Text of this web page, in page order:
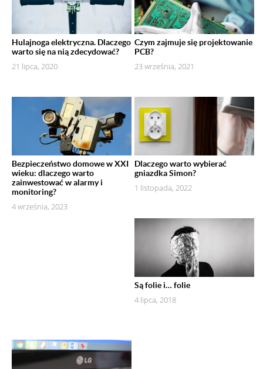
Hulajnoga elektryczna. Dlaczego
warto się na nią zdecydować?
21 lipca, 2020
Czym zajmuje się projektowanie
PCB?
23 września, 2021
Bezpieczeństwo domowe w XXI
wieku: dlaczego warto
zainwestować w alarmy i
monitoring?
4 września, 2023
Dlaczego warto wybierać
gniazdka Simon?
1 listopada, 2022
Są folie i… folie
4 lipca, 2018